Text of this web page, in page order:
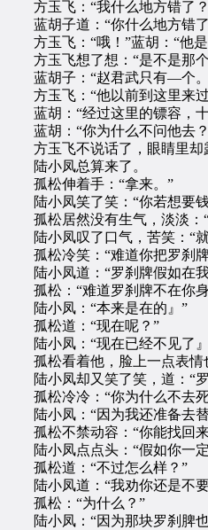
方玉飞：“我什么地方错了
蓝胡子道：“你什么地方错了
方玉飞：“哦！”蓝胡：“他是
方玉飞想了想：“是不是那个
蓝胡子：“赵君武只有—个
方玉飞：“他以前到这里来过
蓝胡：“经过这里的镖容，十
蓝胡：“你为什么不问他去
方玉飞不说话了，眼睛里却露
陆小凤总算来了。
孤松伸着手：“拿来。”
陆小凤笑了笑：“你若想要钱
孤松居然没有生气，淡淡：“
陆小凤叹了口气，苦笑：“就
孤松冷笑：“难道你把罗刹牌
陆小凤道：“罗刹牌假如在我
孤松：“难道罗刹牌不在你
陆小凤：“本来是在的』”
孤松道：“现在呢？”
陆小凤：“现在已经不见了
孤松看着他，脸上一点表情
陆小凤却又笑了笑，道：“罗
孤松冷冷：“你为什么不去
陆小凤：“因为我还准备去替
孤松不禁动容：“你能找回
陆小凤点点头：“假如你一
孤松道：“不过怎么样？”
陆小凤道：“我劝你还是不要
孤松：“为什么？”
陆小凤：“因为那块罗刹脾也